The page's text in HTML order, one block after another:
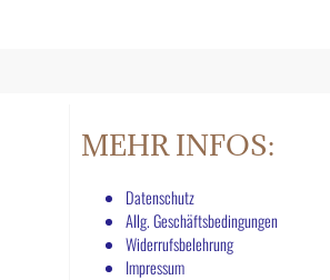
MEHR INFOS:
Datenschutz
Allg. Geschäftsbedingungen
Widerrufsbelehrung
Impressum